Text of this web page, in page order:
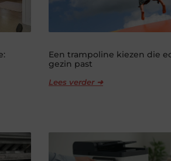
Een trampoline kiezen die
gezin past
Lees verder ➜